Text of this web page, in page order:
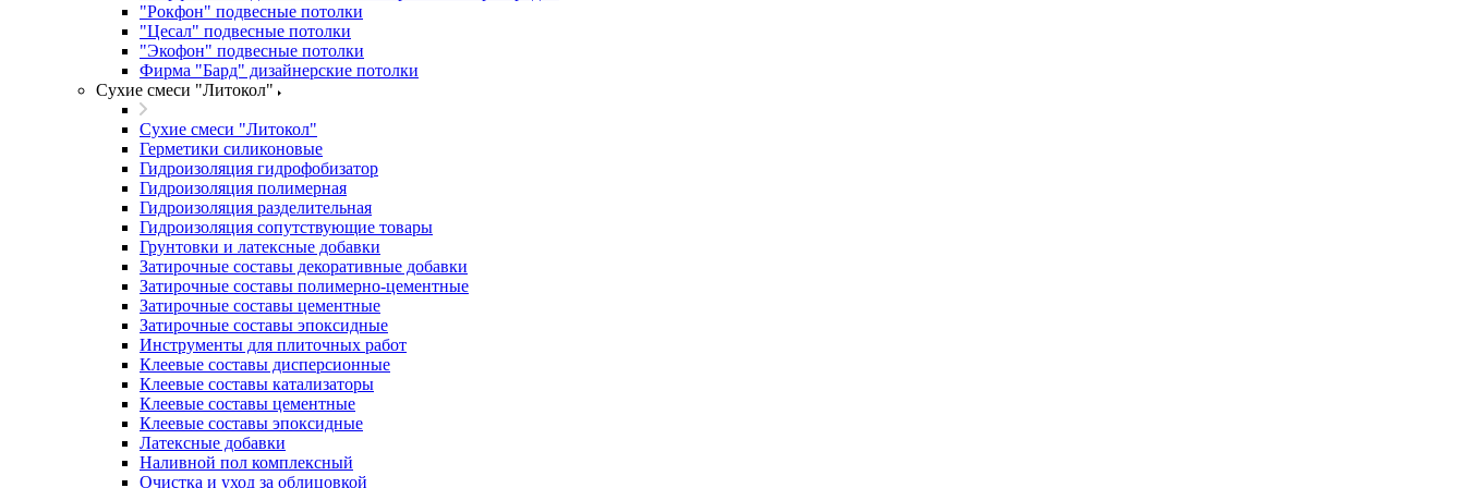
"Рокфон" подвесные потолки
"Цесал" подвесные потолки
"Экофон" подвесные потолки
Фирма "Бард" дизайнерские потолки
Сухие смеси "Литокол"
Сухие смеси "Литокол"
Герметики силиконовые
Гидроизоляция гидрофобизатор
Гидроизоляция полимерная
Гидроизоляция разделительная
Гидроизоляция сопутствующие товары
Грунтовки и латексные добавки
Затирочные составы декоративные добавки
Затирочные составы полимерно-цементные
Затирочные составы цементные
Затирочные составы эпоксидные
Инструменты для плиточных работ
Клеевые составы дисперсионные
Клеевые составы катализаторы
Клеевые составы цементные
Клеевые составы эпоксидные
Латексные добавки
Наливной пол комплексный
Очистка и уход за облицовкой